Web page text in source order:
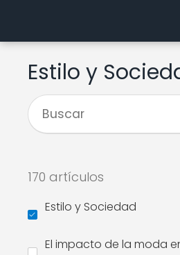
Estilo y
170 artículos
Estilo y Sociedad
El impacto de la moda